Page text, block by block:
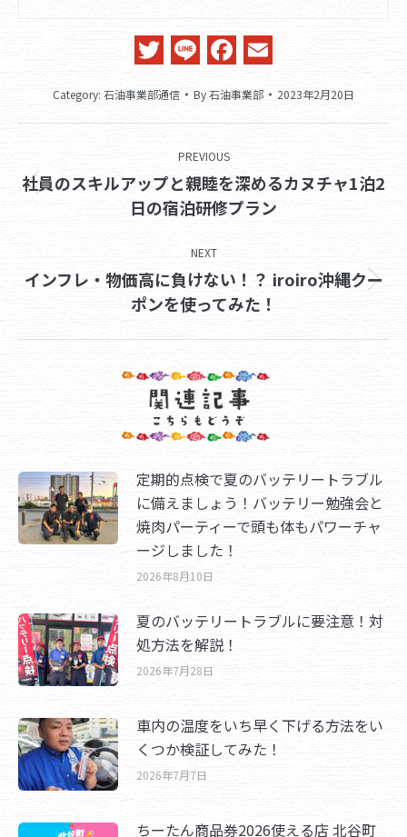
Twitter
LineFacebook
Category: 石油事業部通信 By石油事業部 2023年2月20日
PREVIOUS
Previous
post:
社員のスキルアップと親睦を深めるカヌチャ1泊2
日の宿泊研修プラン
NEXT
Next
post:
インフレ・物価高に負けない！？ iroiro沖縄クー
ポンを使ってみた！
定期的点検で夏のバッテリートラブル
に備えましょう！バッテリー勉強会と
焼肉パーティーで頭も体もパワーチャ
ージしました！
2026年8月10日
夏のバッテリートラブルに要注意！対
処方法を解説！
2026年7月28日
車内の温度をいち早く下げる方法をい
くつか検証してみた！
2026年7月7日
ちーたん商品券2026使える店 北谷町